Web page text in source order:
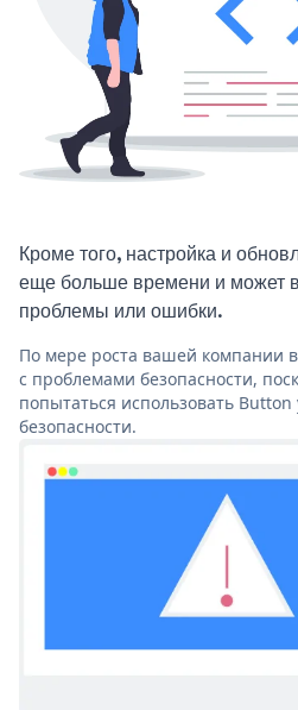
Кроме того, настройка и
еще больше времени и может
проблемы или ошибки.
По мере роста вашей компании
с проблемами безопасности,
попытаться использовать
безопасности.